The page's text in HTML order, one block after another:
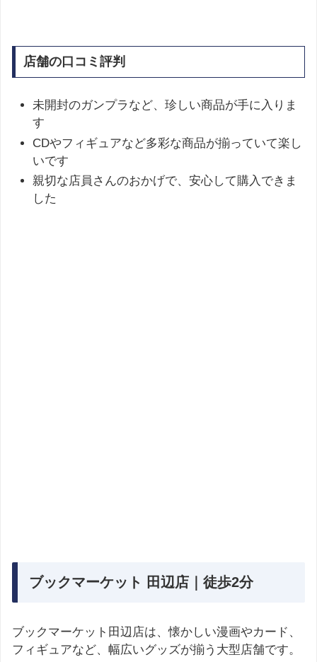
店舗の口コミ評判
未開封のガンプラなど、珍しい商品が手に入りま
す
CDやフィギュアなど多彩な商品が揃っていて楽し
いです
親切な店員さんのおかげで、安心して購入できま
した
ブックマーケット 田辺店｜徒歩2分
ブックマーケット田辺店は、懐かしい漫画やカード、
フィギュアなど、幅広いグッズが揃う大型店舗です。